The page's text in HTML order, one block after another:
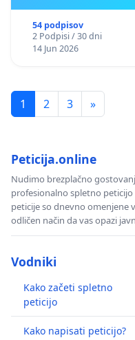
54 podpisov
2 Podpisi / 30 dni
14 Jun 2026
1 2 3 »
Peticija.online
Nudimo brezplačno
profesionalno spletno
peticije so dnevno omenjene
odličen način da vas opazi
Vodniki
Kako začeti spletno
peticijo
Kako napisati peticijo?